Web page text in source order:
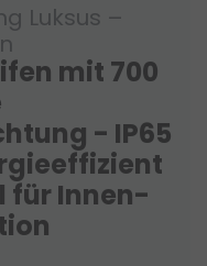
Luksus –
mit 700
- IP65
für Innen-